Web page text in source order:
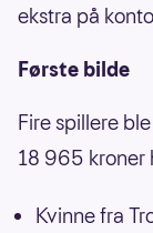
ekstra på
Første bilde
Fire spillere
18 965 kroner
Kvinne fra